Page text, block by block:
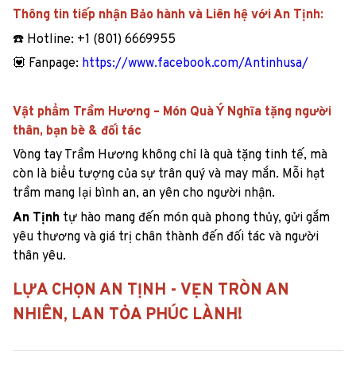
Thông tin tiếp nhận Bảo hành và Liên hệ với An Tịnh:
☎️ Hotline: +1 (801) 6669955
💟 Fanpage: https://www.facebook.com/Antinhusa/
Vật phẩm Trầm Hương – Món Quà Ý Nghĩa tặng người
thân, bạn bè & đối tác
Vòng tay Trầm Hương không chỉ là quà tặng tinh tế, mà
còn là biểu tượng của sự trân quý và may mắn. Mỗi hạt
trầm mang lại bình an, an yên cho người nhận.
An Tịnh tự hào mang đến món quà phong thủy, gửi gắm
yêu thương và giá trị chân thành đến đối tác và người
thân yêu.
LỰA CHỌN AN TỊNH - VẸN TRÒN AN
NHIÊN, LAN TỎA PHÚC LÀNH!